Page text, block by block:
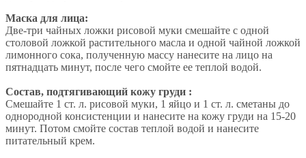
Маска для лица:
Две-три чайных ложки рисовой муки смешайте с одной
столовой ложкой растительного масла и одной чайной ложкой
лимонного сока, полученную массу нанесите на лицо на
пятнадцать минут, после чего смойте ее теплой водой.
Состав, подтягивающий кожу груди :
Смешайте 1 ст. л. рисовой муки, 1 яйцо и 1 ст. л. сметаны до
однородной консистенции и нанесите на кожу груди на 15-20
минут. Потом смойте состав теплой водой и нанесите
питательный крем.